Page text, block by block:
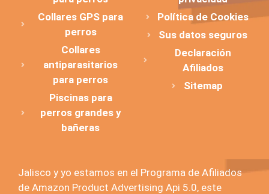
Collares GPS para
perros
Collares
antiparasitarios
para perros
Piscinas para
perros grandes y
bañeras
Política de Cookies
Sus datos seguros
Declaración
Afiliados
Sitemap
Jalisco y yo estamos en el Programa de Afiliados
de Amazon Product Advertising Api 5.0, este